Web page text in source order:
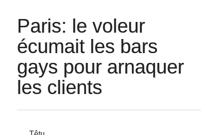
Paris: le voleur
écumait les bars
gays pour arnaquer
les clients